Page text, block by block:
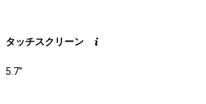
タッチスクリーン
5.7''